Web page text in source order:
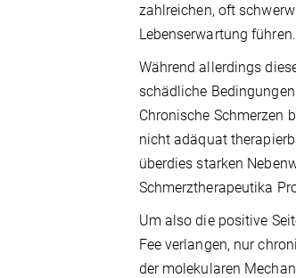
zahlreichen, oft
Lebenserwartung führen.
Während allerdings
schädliche
Chronische Schmerzen
nicht adäquat
überdies starken
Schmerztherapeutika
Um also die positive
Fee verlangen, nur
der molekularen